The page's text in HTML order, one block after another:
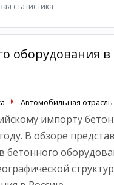
статистика
оборудования в
Автомобильная отрасль
импорту
В обзоре